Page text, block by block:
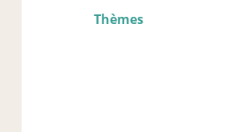
Thèmes